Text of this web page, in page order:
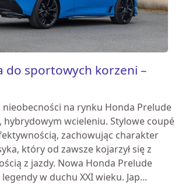
do sportowych korzeni –
nieobecności na rynku Honda Prelude
hybrydowym wcieleniu. Stylowe coupé
zachowując charakter
który od zawsze kojarzył się z
z jazdy. Nowa Honda Prelude
w duchu XXI wieku. Jap...